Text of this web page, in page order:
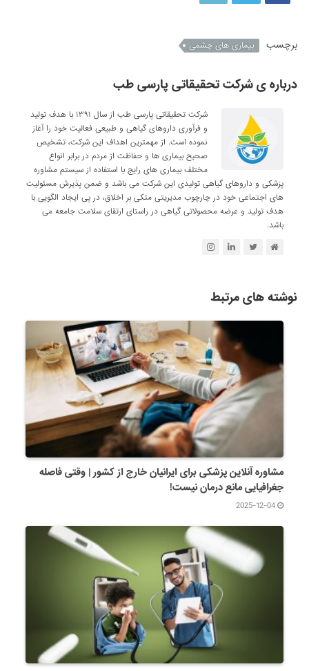
برچسب بیماری های چشمی
درباره ی شرکت تحقیقاتی پارسی طب
شرکت تحقیقاتی پارسی طب از سال ۱۳۹۱ با هدف تولید
و فرآوری داروهای گیاهی و طبیعی فعالیت خود را آغاز
نموده است. از مهمترین اهداف این شرکت، تشخیص
صحیح بیماری ها و حفاظت از مردم در برابر انواع
مختلف بیماری های رایج با استفاده از سیستم مشاوره
پزشکی و داروهای گیاهی تولیدی این شرکت می باشد و ضمن پذیرش مسئولیت
های اجتماعی خود در چارچوب مدیریتی متکی بر اخلاق، در پی ایجاد الگویی با
هدف تولید و عرضه محصولاتی گیاهی در راستای ارتقای سلامت جامعه می
باشد.
نوشته های مرتبط
مشاوره آنلاین پزشکی برای ایرانیان خارج از کشور | وقتی فاصله
جغرافیایی مانع درمان نیست!
2025-12-04